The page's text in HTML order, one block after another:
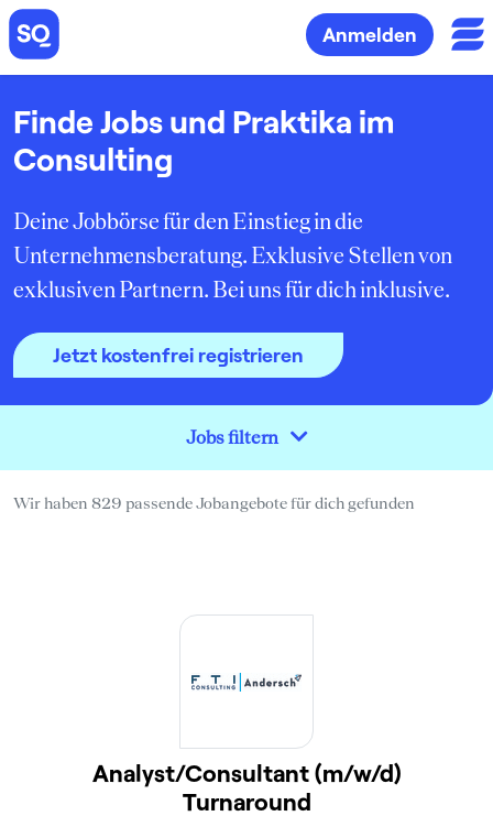
Anmelden
Finde Jobs und Praktika im
Consulting
Deine Jobbörse für den Einstieg in die
Unternehmensberatung. Exklusive Stellen von
exklusiven Partnern. Bei uns für dich inklusive.
Jetzt kostenfrei registrieren
Jobs filtern
Wir haben 829 passende Jobangebote für dich gefunden
Analyst/Consultant (m/w/d)
Turnaround